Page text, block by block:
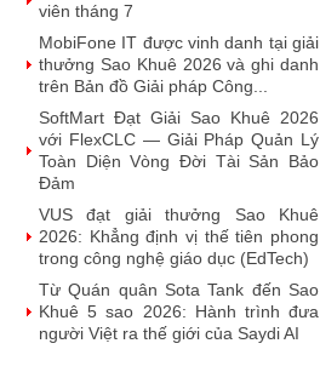
viên tháng 7
MobiFone IT được vinh danh tại giải
thưởng Sao Khuê 2026 và ghi danh
trên Bản đồ Giải pháp Công...
SoftMart Đạt Giải Sao Khuê 2026
với FlexCLC — Giải Pháp Quản Lý
Toàn Diện Vòng Đời Tài Sản Bảo
Đảm
VUS đạt giải thưởng Sao Khuê
2026: Khẳng định vị thế tiên phong
trong công nghệ giáo dục (EdTech)
Từ Quán quân Sota Tank đến Sao
Khuê 5 sao 2026: Hành trình đưa
người Việt ra thế giới của Saydi AI